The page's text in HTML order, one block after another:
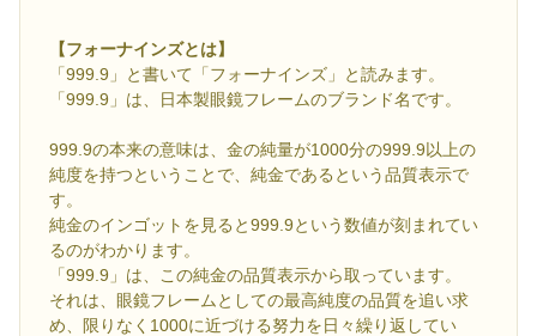
【フォーナインズとは】
「999.9」と書いて「フォーナインズ」と読みます。
「999.9」は、日本製眼鏡フレームのブランド名です。
999.9の本来の意味は、金の純量が1000分の999.9以上の
純度を持つということで、純金であるという品質表示で
す。
純金のインゴットを見ると999.9という数値が刻まれてい
るのがわかります。
「999.9」は、この純金の品質表示から取っています。
それは、眼鏡フレームとしての最高純度の品質を追い求
め、限りなく1000に近づける努力を日々繰り返してい